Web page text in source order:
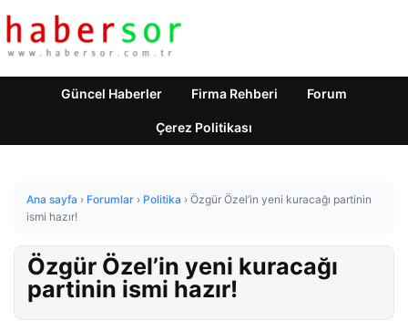
Güncel Haberler Firma Rehberi Forum
Çerez Politikası
Ana sayfa › Forumlar › Politika › Özgür Özel’in yeni kuracağı partinin
ismi hazır!
Özgür Özel’in yeni kuracağı
partinin ismi hazır!